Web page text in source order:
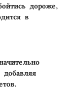
дороже,
в